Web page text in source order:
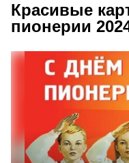
Красивые
пионерии